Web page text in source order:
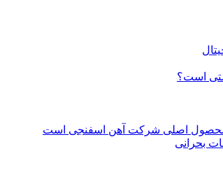
است؟
محصول اصلی شرکت آهن اسفنجی است
بحرانی